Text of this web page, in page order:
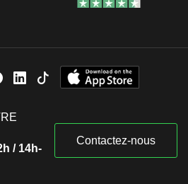
/ 14h-
Contactez-nous